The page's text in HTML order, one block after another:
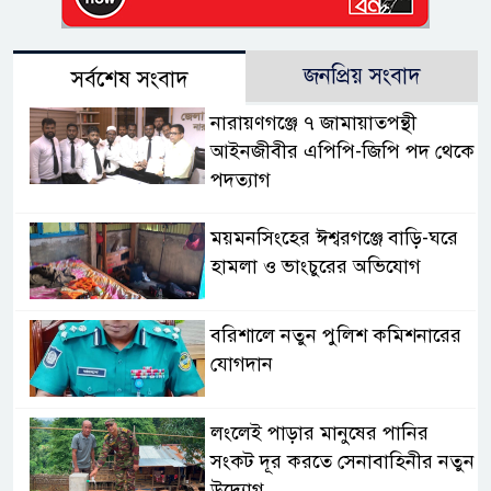
সর্বশেষ সংবাদ জনপ্রিয় সংবাদ
নারায়ণগঞ্জে ৭ জামায়াতপন্থী
আইনজীবীর এপিপি-জিপি পদ থেকে
পদত্যাগ
ময়মনসিংহের ঈশ্বরগঞ্জে বাড়ি-ঘরে
হামলা ও ভাংচুরের অভিযোগ
বরিশালে নতুন পুলিশ কমিশনারের
যোগদান
লংলেই পাড়ার মানুষের পানির
সংকট দূর করতে সেনাবাহিনীর নতুন